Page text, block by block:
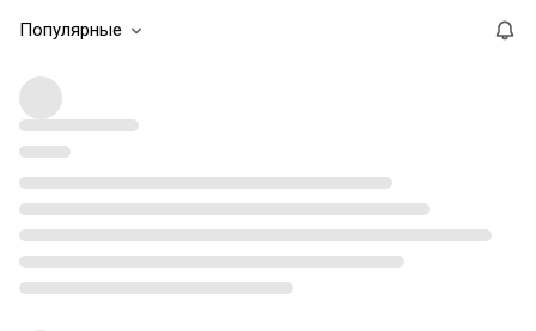
Популярные